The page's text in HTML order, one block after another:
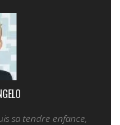
sa tendre enfance,